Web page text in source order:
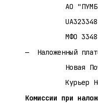
АО
МФО
Наложенный
Новая
Курьер
Комиссии при